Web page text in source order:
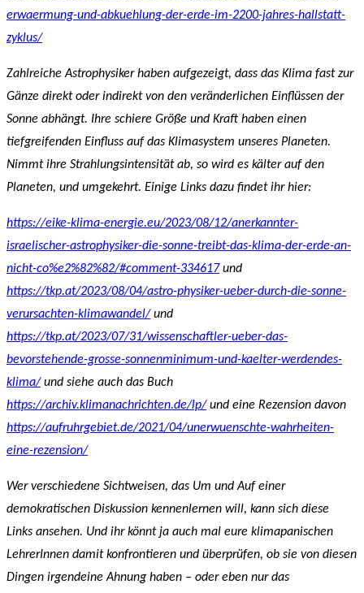
erwaermung-und-abkuehlung-der-erde-im-2200-jahres-hallstatt-
zyklus/
Zahlreiche Astrophysiker haben aufgezeigt, dass das Klima fast zur
Gänze direkt oder indirekt von den veränderlichen Einflüssen der
Sonne abhängt. Ihre schiere Größe und Kraft haben einen
tiefgreifenden Einfluss auf das Klimasystem unseres Planeten.
Nimmt ihre Strahlungsintensität ab, so wird es kälter auf den
Planeten, und umgekehrt. Einige Links dazu findet ihr hier:
https://eike-klima-energie.eu/2023/08/12/anerkannter-
israelischer-astrophysiker-die-sonne-treibt-das-klima-der-erde-an-
nicht-co%e2%82%82/#comment-334617und
https://tkp.at/2023/08/04/astro-physiker-ueber-durch-die-sonne-
verursachten-klimawandel/und
https://tkp.at/2023/07/31/wissenschaftler-ueber-das-
bevorstehende-grosse-sonnenminimum-und-kaelter-werdendes-
klima/und siehe auch das Buch
https://archiv.klimanachrichten.de/lp/und eine Rezension davon
https://aufruhrgebiet.de/2021/04/unerwuenschte-wahrheiten-
eine-rezension/
Wer verschiedene Sichtweisen, das Um und Auf einer
demokratischen Diskussion kennenlernen will, kann sich diese
Links ansehen. Und ihr könnt ja auch mal eure klimapanischen
LehrerInnen damit konfrontieren und überprüfen, ob sie von diesen
Dingen irgendeine Ahnung haben – oder eben nur das